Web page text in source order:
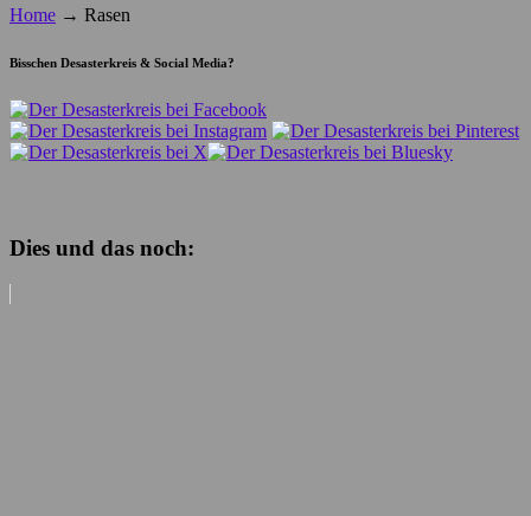
Home → Rasen
Bisschen Desasterkreis & Social Media?
Dies und das noch: